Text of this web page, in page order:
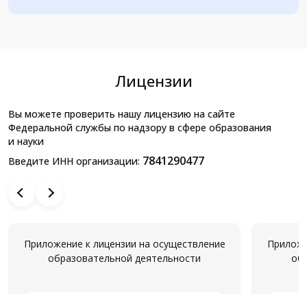
Лицензии
Вы можете проверить нашу лицензию на сайте
Федеральной службы по надзору в сфере образования
и науки
Введите ИНН организации: 7841290477
Приложение к лицензии на осуществление
образовательной деятельности